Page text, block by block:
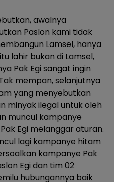
awalnya
Paslon kami tidak
Lamsel, hanya
lahir bukan di Lamsel,
Pak Egi sangat ingin
mempan, selanjutnya
yang menyebutkan
minyak ilegal untuk oleh
muncul kampanye
Egi melanggar aturan.
lagi kampanye hitam
kampanye Pak
Egi dan tim 02
hubungannya baik